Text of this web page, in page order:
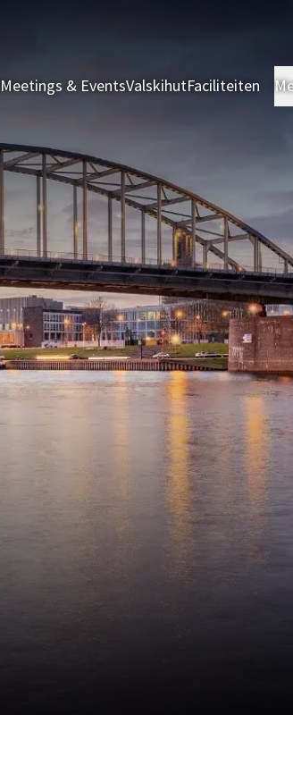
Meetings & EventsValskihutFaciliteiten